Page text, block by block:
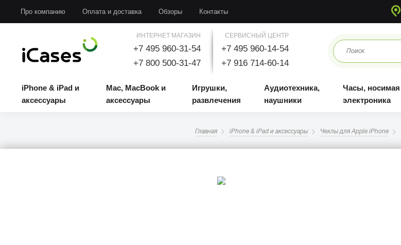
Про компанию Оплата и доставка Обзоры Контакты
ИНТЕРНЕТ МАГАЗИН
+7 495 960-31-54
+7 800 500-31-47
СЕРВИСНЫЙ ЦЕНТР
+7 495 960-14-54
+7 916 714-60-14
iPhone & iPad и
аксессуары
Mac, MacBook и
аксессуары
Игрушки,
развлечения
Аудиотехника,
наушники
Часы, носимая
электроника
Главная iPhone & iPad и аксессуары Чехлы для Apple iPhone